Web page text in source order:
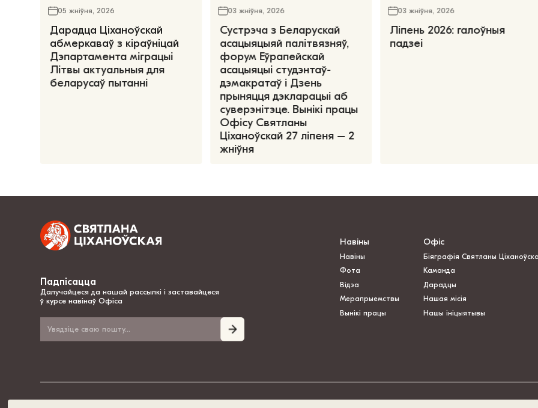
05 жніўня, 2026
Дарадца Ціханоўскай
абмеркаваў з кіраўніцай
Дэпартамента міграцыі
Літвы актуальныя для
беларусаў пытанні
03 жніўня, 2026
Сустрэча з Беларускай
асацыяцыяй палітвязняў,
форум Еўрапейскай
асацыяцыі студэнтаў-
дэмакратаў і Дзень
прыняцця дэкларацыі аб
суверэнітэце. Вынікі працы
Офісу Святланы
Ціханоўскай 27 ліпеня – 2
жніўня
03 жніўня, 2026
Ліпень 2026: галоўныя
падзеі
Падпісацца
Далучайцеся да нашай рассылкі і заставайцеся
ў курсе навінаў Офіса
Навіны
Навіны
Фота
Відэа
Мерапрыемствы
Вынікі працы
Офіс
Біяграфія Святланы
Каманда
Дарадцы
Нашая місія
Нашы ініцыятывы